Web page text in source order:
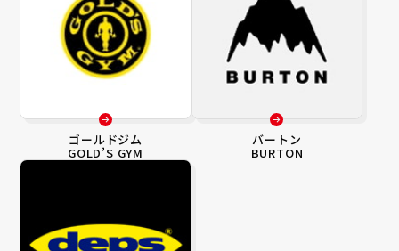
ゴールドジム
GOLD’S GYM
バートン
BURTON